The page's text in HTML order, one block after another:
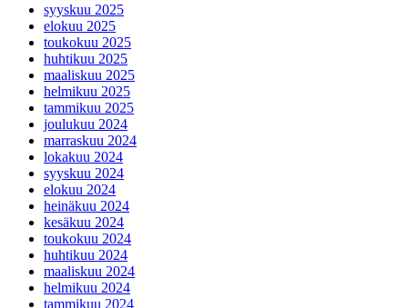
syyskuu 2025
elokuu 2025
toukokuu 2025
huhtikuu 2025
maaliskuu 2025
helmikuu 2025
tammikuu 2025
joulukuu 2024
marraskuu 2024
lokakuu 2024
syyskuu 2024
elokuu 2024
heinäkuu 2024
kesäkuu 2024
toukokuu 2024
huhtikuu 2024
maaliskuu 2024
helmikuu 2024
tammikuu 2024